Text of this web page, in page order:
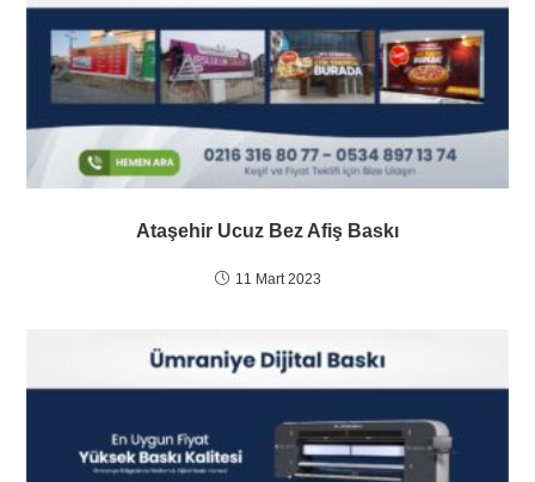
Ataşehir Ucuz Bez Afiş Baskı
11 Mart 2023